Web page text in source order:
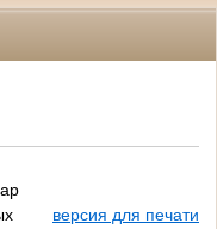
версия для печати